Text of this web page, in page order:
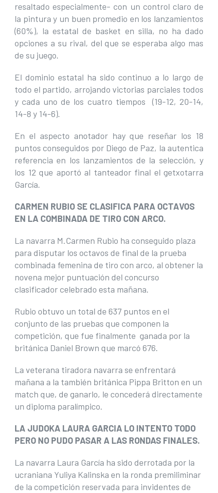
resaltado especialmente- con un control claro de
la pintura y un buen promedio en los lanzamientos
(60%), la estatal de basket en silla, no ha dado
opciones a su rival, del que se esperaba algo mas
de su juego.
El dominio estatal ha sido continuo a lo largo de
todo el partido, arrojando victorias parciales todos
y cada uno de los cuatro tiempos (19-12, 20-14,
14-8 y 14-6).
En el aspecto anotador hay que reseñar los 18
puntos conseguidos por Diego de Paz, la autentica
referencia en los lanzamientos de la selección, y
los 12 que aportó al tanteador final el getxotarra
García.
CARMEN RUBIO SE CLASIFICA PARA OCTAVOS
EN LA COMBINADA DE TIRO CON ARCO.
La navarra M.Carmen Rubio ha conseguido plaza
para disputar los octavos de final de la prueba
combinada femenina de tiro con arco, al obtener la
novena mejor puntuación del concurso
clasificador celebrado esta mañana.
Rubio obtuvo un total de 637 puntos en el
conjunto de las pruebas que componen la
competición, que fue finalmente ganada por la
británica Daniel Brown que marcó 676.
La veterana tiradora navarra se enfrentará
mañana a la también británica Pippa Britton en un
match que, de ganarlo, le concederá directamente
un diploma paralímpico.
LA JUDOKA LAURA GARCIA LO INTENTO TODO
PERO NO PUDO PASAR A LAS RONDAS FINALES.
La navarra Laura García ha sido derrotada por la
ucraniana Yuliya Kalinska en la ronda premiliminar
de la competición reservada para invidentes de